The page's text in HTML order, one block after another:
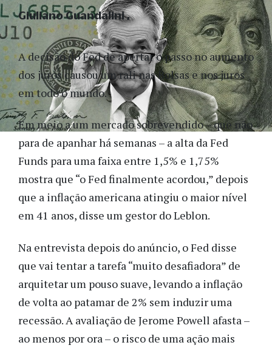
A decisão do Fed de apertar o passo no aumento
dos juros causou um rali nas Bolsas e nos juros
em todo o mundo.
Em meio a um mercado sobrevendido – que não
para de apanhar há semanas – a alta da Fed
Funds para uma faixa entre 1,5% e 1,75%
mostra que “o Fed finalmente acordou,” depois
que a inflação americana atingiu o maior nível
em 41 anos, disse um gestor do Leblon.
Na entrevista depois do anúncio, o Fed disse
que vai tentar a tarefa “muito desafiadora” de
arquitetar um pouso suave, levando a inflação
de volta ao patamar de 2% sem induzir uma
recessão. A avaliação de Jerome Powell afasta –
ao menos por ora – o risco de uma ação mais
Giuliano Guandalini